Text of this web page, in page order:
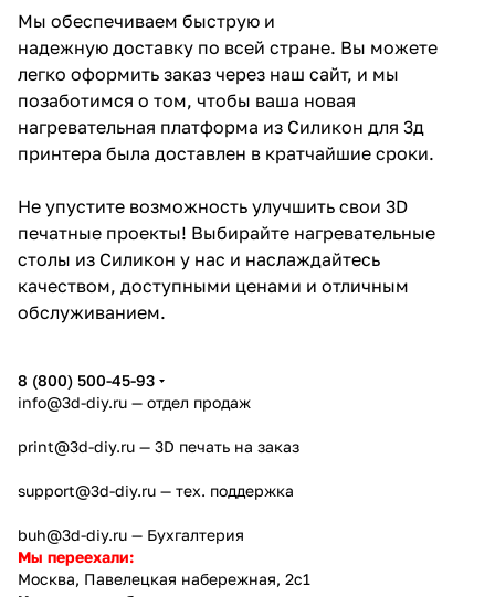
Мы обеспечиваем быструю и
надежную доставку по всей стране. Вы можете
легко оформить заказ через наш сайт, и мы
позаботимся о том, чтобы ваша новая
нагревательная платформа из Силикон для 3д
принтера была доставлен в кратчайшие сроки.
Не упустите возможность улучшить свои 3D
печатные проекты! Выбирайте нагревательные
столы из Силикон у нас и наслаждайтесь
качеством, доступными ценами и отличным
обслуживанием.
8 (800) 500-45-93
info@3d-diy.ru — отдел продаж
print@3d-diy.ru — 3D печать на заказ
support@3d-diy.ru — тех. поддержка
buh@3d-diy.ru — Бухгалтерия
Мы переехали:
Москва, Павелецкая набережная, 2с1